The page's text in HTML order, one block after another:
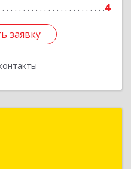
4
заявку
заявку
Осетия - Алания Респ,